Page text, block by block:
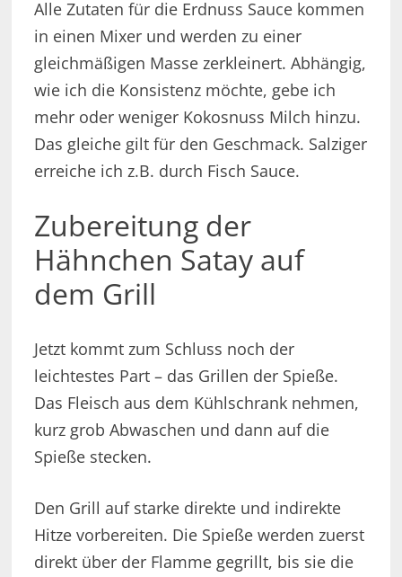
Alle Zutaten für die Erdnuss Sauce kommen
in einen Mixer und werden zu einer
gleichmäßigen Masse zerkleinert. Abhängig,
wie ich die Konsistenz möchte, gebe ich
mehr oder weniger Kokosnuss Milch hinzu.
Das gleiche gilt für den Geschmack. Salziger
erreiche ich z.B. durch Fisch Sauce.
Zubereitung der
Hähnchen Satay auf
dem Grill
Jetzt kommt zum Schluss noch der
leichtestes Part – das Grillen der Spieße.
Das Fleisch aus dem Kühlschrank nehmen,
kurz grob Abwaschen und dann auf die
Spieße stecken.
Den Grill auf starke direkte und indirekte
Hitze vorbereiten. Die Spieße werden zuerst
direkt über der Flamme gegrillt, bis sie die